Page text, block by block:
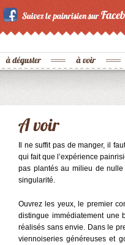
Il ne suffit pas de manger, il
qui fait que l’expérience
pas plantés au milieu de nulle
singularité.
Ouvrez les yeux, le premier
distingue immédiatement une
réalisés sans envie. Dans le
viennoiseries généreuses et